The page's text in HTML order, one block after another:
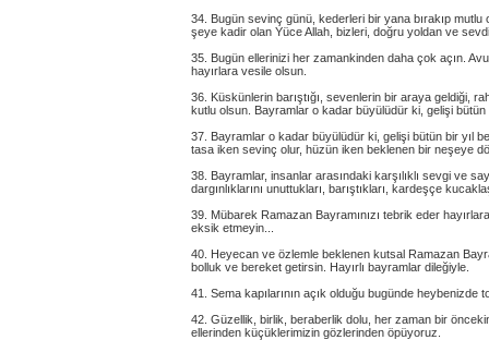
34. Bugün sevinç günü, kederleri bir yana bırakıp mutlu
şeye kadir olan Yüce Allah, bizleri, doğru yoldan ve
35. Bugün ellerinizi her zamankinden daha çok açın.
hayırlara vesile olsun.
36. Küskünlerin barıştığı, sevenlerin bir araya geldiği,
kutlu olsun. Bayramlar o kadar büyülüdür ki, gelişi
37. Bayramlar o kadar büyülüdür ki, gelişi bütün bir yıl
tasa iken sevinç olur, hüzün iken beklenen bir neşeye
38. Bayramlar, insanlar arasındaki karşılıklı sevgi ve
dargınlıklarını unuttukları, barıştıkları, kardeşçe
39. Mübarek Ramazan Bayramınızı tebrik eder
eksik etmeyin...
40. Heyecan ve özlemle beklenen kutsal Ramazan
bolluk ve bereket getirsin. Hayırlı bayramlar dileğiyle.
41. Sema kapılarının açık olduğu bugünde
42. Güzellik, birlik, beraberlik dolu, her zaman bir
ellerinden küçüklerimizin gözlerinden öpüyoruz.